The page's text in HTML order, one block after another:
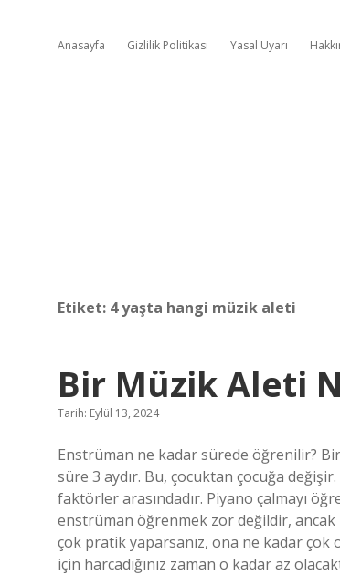
Anasayfa Gizlilik Politikası Yasal Uyarı
Etiket: 4 yaşta hangi müzik aleti
Bir Müzik Aleti
Tarih: Eylül 13, 2024
Enstrüman ne kadar sürede öğrenilir?
süre 3 aydır. Bu, çocuktan çocuğa
faktörler arasındadır. Piyano çalmayı
enstrüman öğrenmek zor değildir,
çok pratik yaparsanız, ona ne kadar çok
için harcadığınız zaman o kadar az